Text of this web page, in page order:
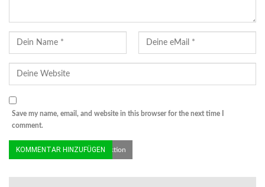
© ECOMARE | Feuerwehr in Aktion
Save my name, email, and website in this browser for the next time I
comment.